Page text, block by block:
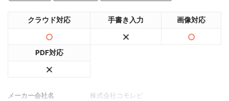
クラウド対応 手書き入力 画像対応
PDF対応
メーカー会社名 株式会社コモレビ